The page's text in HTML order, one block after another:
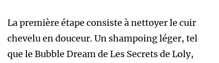
La première étape consiste à nettoyer le cuir
chevelu en douceur. Un shampoing léger, tel
que le Bubble Dream de Les Secrets de Loly,